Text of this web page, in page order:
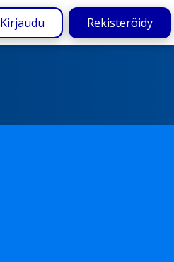
Kirjaudu Rekisteröidy